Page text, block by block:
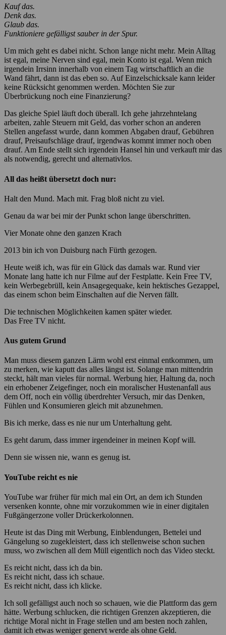
Kauf das.
Denk das.
Glaub das.
Funktioniere gefälligst sauber in der Spur.
Um mich geht es dabei nicht. Schon lange nicht mehr. Mein Alltag
ist egal, meine Nerven sind egal, mein Konto ist egal. Wenn mich
irgendein Irrsinn innerhalb von einem Tag wirtschaftlich an die
Wand fährt, dann ist das eben so. Auf Einzelschicksale kann leider
keine Rücksicht genommen werden. Möchten Sie zur
Überbrückung noch eine Finanzierung?
Das gleiche Spiel läuft doch überall. Ich gehe jahrzehntelang
arbeiten, zahle Steuern mit Geld, das vorher schon an anderen
Stellen angefasst wurde, dann kommen Abgaben drauf, Gebühren
drauf, Preisaufschläge drauf, irgendwas kommt immer noch oben
drauf. Am Ende stellt sich irgendein Hansel hin und verkauft mir das
als notwendig, gerecht und alternativlos.
All das heißt übersetzt doch nur:
Halt den Mund. Mach mit. Frag bloß nicht zu viel.
Genau da war bei mir der Punkt schon lange überschritten.
Vier Monate ohne den ganzen Krach
2013 bin ich von Duisburg nach Fürth gezogen.
Heute weiß ich, was für ein Glück das damals war. Rund vier
Monate lang hatte ich nur Filme auf der Festplatte. Kein Free TV,
kein Werbegebrüll, kein Ansagegequake, kein hektisches Gezappel,
das einem schon beim Einschalten auf die Nerven fällt.
Die technischen Möglichkeiten kamen später wieder.
Das Free TV nicht.
Aus gutem Grund
Man muss diesem ganzen Lärm wohl erst einmal entkommen, um
zu merken, wie kaputt das alles längst ist. Solange man mittendrin
steckt, hält man vieles für normal. Werbung hier, Haltung da, noch
ein erhobener Zeigefinger, noch ein moralischer Hustenanfall aus
dem Off, noch ein völlig überdrehter Versuch, mir das Denken,
Fühlen und Konsumieren gleich mit abzunehmen.
Bis ich merke, dass es nie nur um Unterhaltung geht.
Es geht darum, dass immer irgendeiner in meinen Kopf will.
Denn sie wissen nie, wann es genug ist.
YouTube reicht es nie
YouTube war früher für mich mal ein Ort, an dem ich Stunden
versenken konnte, ohne mir vorzukommen wie in einer digitalen
Fußgängerzone voller Drückerkolonnen.
Heute ist das Ding mit Werbung, Einblendungen, Bettelei und
Gängelung so zugekleistert, dass ich stellenweise schon suchen
muss, wo zwischen all dem Müll eigentlich noch das Video steckt.
Es reicht nicht, dass ich da bin.
Es reicht nicht, dass ich schaue.
Es reicht nicht, dass ich klicke.
Ich soll gefälligst auch noch so schauen, wie die Plattform das gern
hätte. Werbung schlucken, die richtigen Grenzen akzeptieren, die
richtige Moral nicht in Frage stellen und am besten noch zahlen,
damit ich etwas weniger genervt werde als ohne Geld.